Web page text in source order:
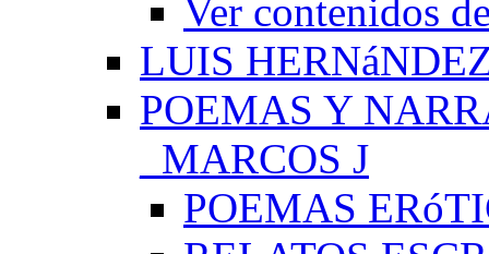
Ver contenidos
LUIS
POEMAS Y
_MARCOS J
POEMAS